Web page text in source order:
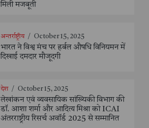
मिली मजबूती
अन्तर्राष्ट्रीय / October 15, 2025
भारत ने विश्व मंच पर हर्बल औषधि विनियमन में
दिखाई दमदार मौजूदगी
देश / October 15, 2025
लेखांकन एवं व्यवसायिक सांख्यिकी विभाग की
डॉ. आशा शर्मा और आदित्य मिश्रा को ICAI
अंतरराष्ट्रीय रिसर्च अवॉर्ड 2025 से सम्मानित